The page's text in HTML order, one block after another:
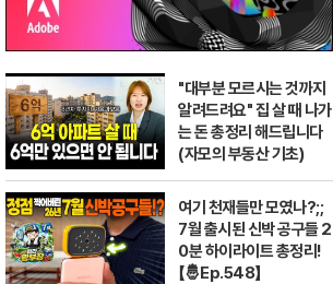
"대부분 모르시는 것까지
알려드려요" 집 살 때 나가
는 돈 총정리 해드립니다
(자모의 부동산 기초)
여기 천재들만 모였나?;;
7월 출시된 신박 공구들 2
0분 하이라이트 총정리!
【🤴Ep.548】